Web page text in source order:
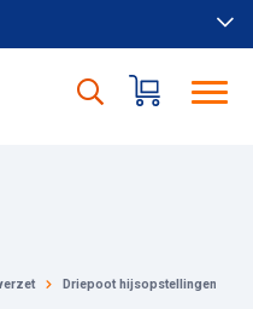
Driepoot hijsopstellingen